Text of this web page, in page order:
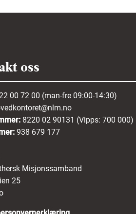
oss
22 00 72 00 (man-fre 09:00-14:30)
8220 02 90131 (Vipps: 700 000)
938 679 177
Misjonssamband
25